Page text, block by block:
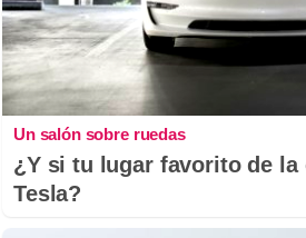
Un salón sobre ruedas
¿Y si tu lugar favorito de
Tesla?